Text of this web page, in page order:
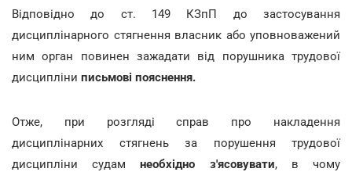
Відповідно до ст. 149 КЗпП до застосування
дисциплінарного стягнення власник або уповноважений
ним орган повинен зажадати від порушника трудової
дисципліни письмові пояснення.
Отже, при розгляді справ про накладення
дисциплінарних стягнень за порушення трудової
дисципліни судамнеобхідно з'ясовувати, в чому